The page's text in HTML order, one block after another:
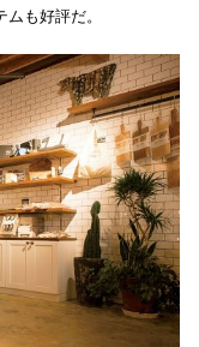
も好評だ。